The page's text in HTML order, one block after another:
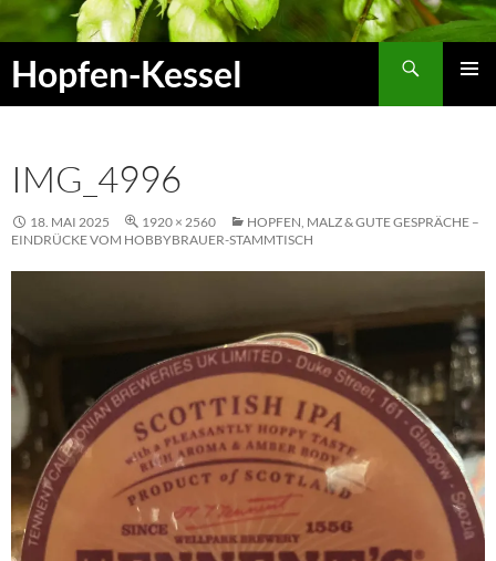
Zum
Inhalt
springen
Hopfen-Kessel
IMG_4996
18. MAI 2025 1920 × 2560
HOPFEN, MALZ & GUTE GESPRÄCHE –
EINDRÜCKE VOM HOBBYBRAUER-STAMMTISCH